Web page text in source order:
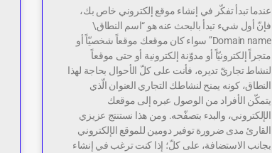
عندما تبدأ تفكّر في إنشاء موقع إلكتروني خاص بك،
فإنّ أول شيء تبدأ بالبحث عنه هو “اسم النطاق\
Domain name” سواء كان موقعك موقعاً شخصيّاً أو
متجراً إلكترونيّاً أو مدوّنة إلكترونية أو حتى موقعاً
لنشاط تجاريّ تديره، فأنت على كلّ الأحوال بحاجة لهذا
النطاق، كونه يمنح لنشاطك التجاري العنوان الّذي
يتمكّن الأفراد من الوصول عبره إلى موقعك
الإلكتروني، والبدء بتصفّحه. ومن هذا نستنتج عزيزي
القارئ مدى ضرورة توفير دومين للموقع الإلكتروني
بجانب الاستضافة، على كلّ؛ إذا كنت ترغب في إنشاء